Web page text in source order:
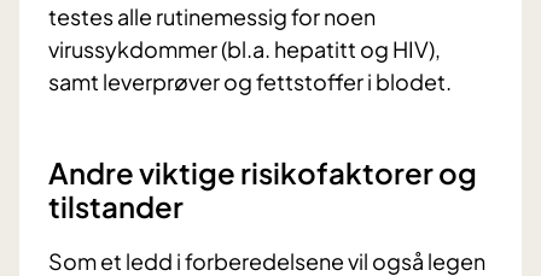
testes alle rutinemessig for noen
virussykdommer (bl.a. hepatitt og HIV),
samt leverprøver og fettstoffer i blodet.
Andre viktige risikofaktorer og
tilstander
Som et ledd i forberedelsene vil også legen